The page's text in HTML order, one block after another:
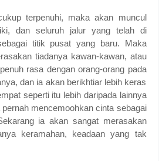
terpenuhi, maka akan muncul
dan seluruh jalur yang telah di
titik pusat yang baru. Maka
tiadanya kawan-kawan, atau
rasa dengan orang-orang pada
dan ia akan berikhtiar lebih keras
seperti itu lebih daripada lainnya
mencemoohkan cinta sebagai
ia akan sangat merasakan
keramahan, keadaan yang tak